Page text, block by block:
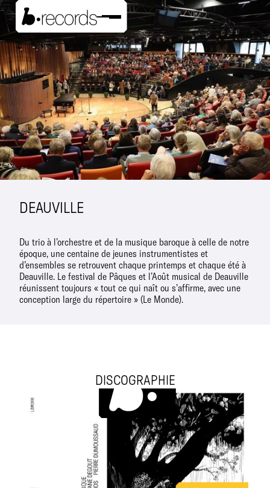
DEAUVILLE
Du trio à l’orchestre et de la musique baroque à celle de notre
époque, une centaine de jeunes instrumentistes et
d’ensembles se retrouvent chaque printemps et chaque été à
Deauville. Le festival de Pâques et l’Août musical de Deauville
réunissent toujours « tout ce qui naît ou s’affirme, avec une
conception large du répertoire » (Le Monde).
DISCOGRAPHIE